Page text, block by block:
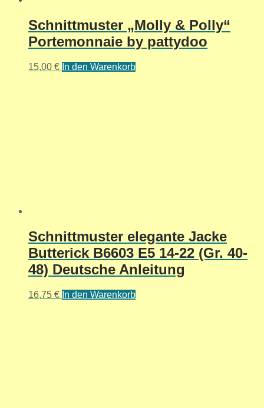
Schnittmuster „Molly & Polly“
Portemonnaie by pattydoo
15,00 € In den Warenkorb
Schnittmuster elegante Jacke
Butterick B6603 E5 14-22 (Gr. 40-
48) Deutsche Anleitung
16,75 € In den Warenkorb